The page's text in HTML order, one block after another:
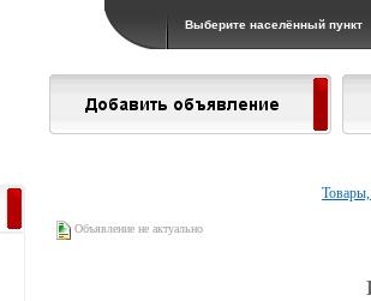
Выберите населённый пункт
Объявление не актуально